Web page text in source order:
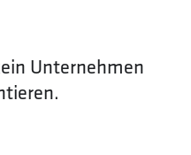
Unternehmen